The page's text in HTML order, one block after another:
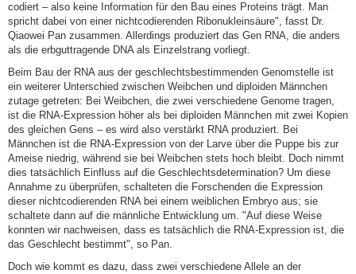
codiert – also keine Information für den Bau eines Proteins trägt. Man
spricht dabei von einer nichtcodierenden Ribonukleinsäure", fasst Dr.
Qiaowei Pan zusammen. Allerdings produziert das Gen RNA, die anders
als die erbguttragende DNA als Einzelstrang vorliegt.
Beim Bau der RNA aus der geschlechtsbestimmenden Genomstelle ist
ein weiterer Unterschied zwischen Weibchen und diploiden Männchen
zutage getreten: Bei Weibchen, die zwei verschiedene Genome tragen,
ist die RNA-Expression höher als bei diploiden Männchen mit zwei Kopien
des gleichen Gens – es wird also verstärkt RNA produziert. Bei
Männchen ist die RNA-Expression von der Larve über die Puppe bis zur
Ameise niedrig, während sie bei Weibchen stets hoch bleibt. Doch nimmt
dies tatsächlich Einfluss auf die Geschlechtsdetermination? Um diese
Annahme zu überprüfen, schalteten die Forschenden die Expression
dieser nichtcodierenden RNA bei einem weiblichen Embryo aus; sie
schaltete dann auf die männliche Entwicklung um. "Auf diese Weise
konnten wir nachweisen, dass es tatsächlich die RNA-Expression ist, die
das Geschlecht bestimmt", so Pan.
Doch wie kommt es dazu, dass zwei verschiedene Allele an der